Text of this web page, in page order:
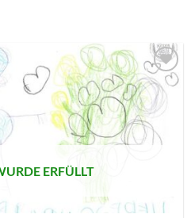
AUF MEINE
MERKLISTE
SETZEN
ERFÜLLT